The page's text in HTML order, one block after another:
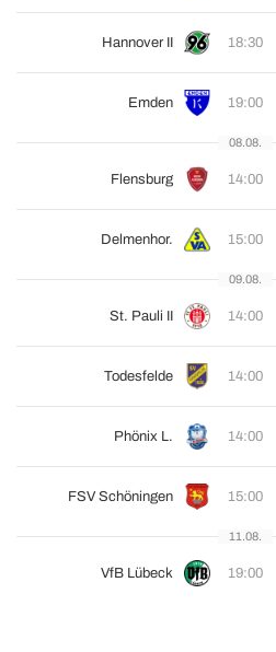
Hannover II 18:30
Emden 19:00
08.08.
Flensburg 14:00
Delmenhor. 15:00
09.08.
St. Pauli II 14:00
Todesfelde 14:00
Phönix L. 14:00
FSV Schöningen 15:00
11.08.
VfB Lübeck 19:00